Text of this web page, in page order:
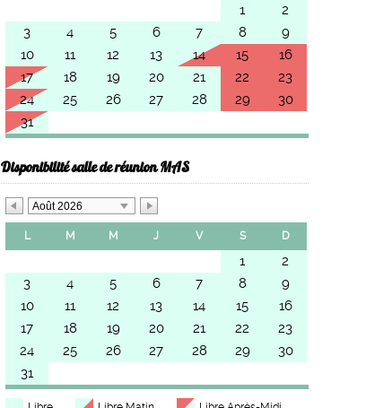
1
2
3
4 5 6 7 8
9
10
11 12 13 14 15
16
17
18 19 20 21 22
23
24
25 26 27 28 29
30
31
Disponibilité salle de réunion MAS
Août 2026
L M M J V S D
1
2
3
4 5 6 7 8
9
10
11 12 13 14 15
16
17
18 19 20 21 22
23
24
25 26 27 28 29
30
31